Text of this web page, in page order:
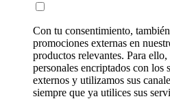
Con tu consentimiento,
promociones externas en
productos relevantes. Para
personales encriptados con los
externos y utilizamos sus
siempre que ya utilices sus